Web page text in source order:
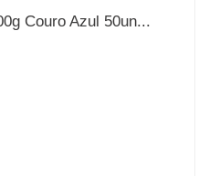
Couro Azul 50un...